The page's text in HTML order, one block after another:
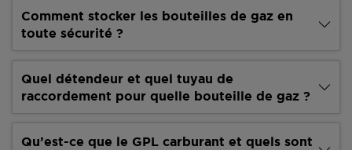
Comment stocker les bouteilles de gaz en
toute sécurité ?
Quel détendeur et quel tuyau de
raccordement pour quelle bouteille de gaz ?
Qu’est-ce que le GPL carburant et quels sont